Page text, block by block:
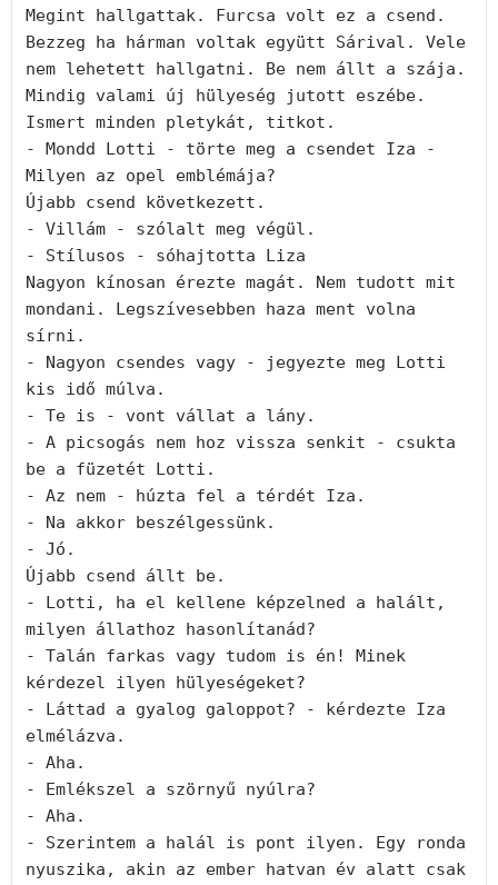
Megint hallgattak. Furcsa volt ez a csend.
Bezzeg ha hárman voltak együtt Sárival. Vele
nem lehetett hallgatni. Be nem állt a szája.
Mindig valami új hülyeség jutott eszébe.
Ismert minden pletykát, titkot.
- Mondd Lotti - törte meg a csendet Iza -
Milyen az opel emblémája?
Újabb csend következett.
- Villám - szólalt meg végül.
- Stílusos - sóhajtotta Liza
Nagyon kínosan érezte magát. Nem tudott mit
mondani. Legszívesebben haza ment volna
sírni.
- Nagyon csendes vagy - jegyezte meg Lotti
kis idő múlva.
- Te is - vont vállat a lány.
- A picsogás nem hoz vissza senkit - csukta
be a füzetét Lotti.
- Az nem - húzta fel a térdét Iza.
- Na akkor beszélgessünk.
- Jó.
Újabb csend állt be.
- Lotti, ha el kellene képzelned a halált,
milyen állathoz hasonlítanád?
- Talán farkas vagy tudom is én! Minek
kérdezel ilyen hülyeségeket?
- Láttad a gyalog galoppot? - kérdezte Iza
elmélázva.
- Aha.
- Emlékszel a szörnyű nyúlra?
- Aha.
- Szerintem a halál is pont ilyen. Egy ronda
nyuszika, akin az ember hatvan év alatt csak